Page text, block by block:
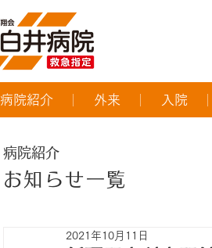
病院紹介 外来 入院
病院紹介
お知らせ一覧
2021年10月11日